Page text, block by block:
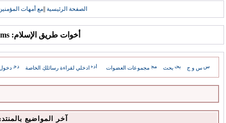
الصفحة الرئيسية مع أمهات
أخوات طريق الإسلام: Forums
س و ج بحث مجموعات العضوات ادخلي لقراءة رسائلكِ الخاصة دخول
آخر المواضيع